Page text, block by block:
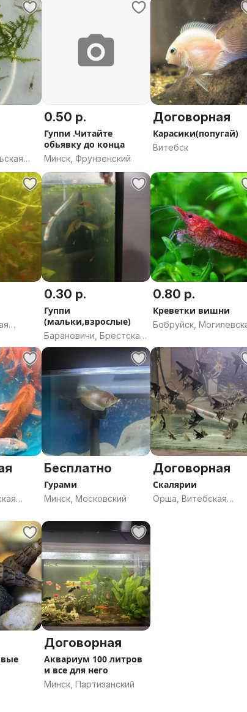
0.50 р.
Гуппи .Читайте
обьявку до конца
Минск, Фрунзенский
Договорная
Карасики(попугай)
Витебск
0.30 р.
Гуппи
(мальки,взрослые)
Барановичи, Брестская
область
0.80 р.
Креветки вишни
Бобруйск,
Бесплатно
Гурами
Минск, Московский
Договорная
Скалярии
Орша, Витебская
Договорная
Аквариум 100 литров
и все для него
Минск, Партизанский